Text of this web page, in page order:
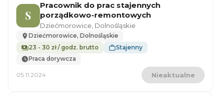
S
Pracownik do prac stajennych
porządkowo-remontowych
Dziećmorowice, Dolnośląskie
Dziećmorowice, Dolnośląskie
23 - 30 zł / godz. brutto
Stajenny
Praca dorywcza
05.11.2024 Nieaktualne